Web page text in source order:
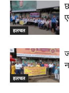
हलचल
हलचल